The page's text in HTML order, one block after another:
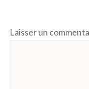
Laisser un